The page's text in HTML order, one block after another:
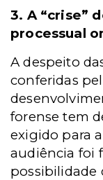
3. A “crise”
processual
A despeito
conferidas
forense tem
exigido para
audiência foi
possibilidade